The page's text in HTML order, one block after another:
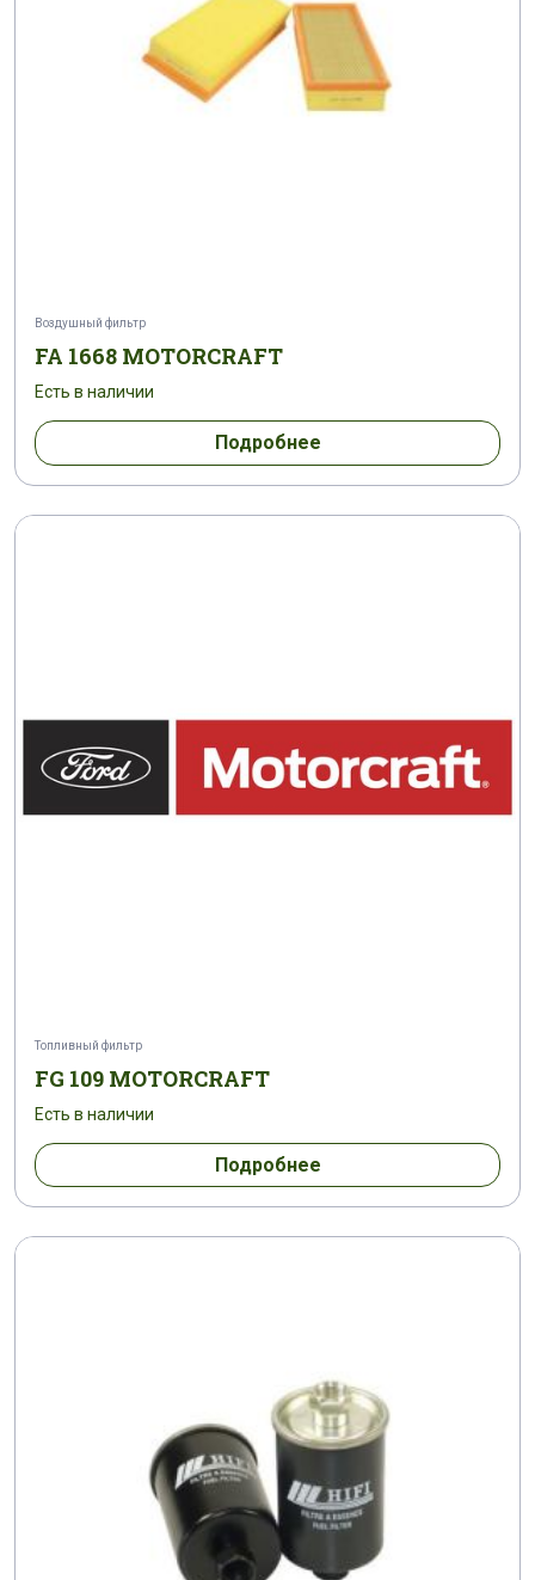
Воздушный фильтр
FA 1668 MOTORCRAFT
Есть в наличии
Подробнее
Топливный фильтр
FG 109 MOTORCRAFT
Есть в наличии
Подробнее